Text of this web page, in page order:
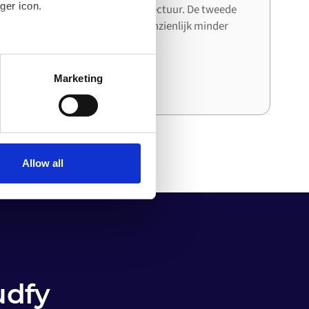
icon.
meters
functioning of the
the internet
Marketing
Allow all
systeem de bestaande architectuur. De tweede
en derde integratie kosten aanzienlijk minder